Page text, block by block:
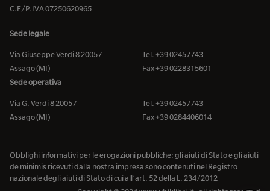
C.F/P.IVA 07250620965
Sede legale
Via Giuseppe Verdi 8 20057
Assago (MI)
Tel. +39 02457743
Fax +39 0228315601
Sede operativa
Via G. Verdi 8 20057
Assago (MI)
Tel. +39 02457743
Fax +39 0284406014
Obblighi informativi per le erogazioni pubbliche: gli aiuti di Stato e gli aiuti
de minimis ricevuti dalla nostra impresa sono contenuti nel Registro
nazionale degli aiuti di Stato di cui all’art. 52 della L. 234/2012